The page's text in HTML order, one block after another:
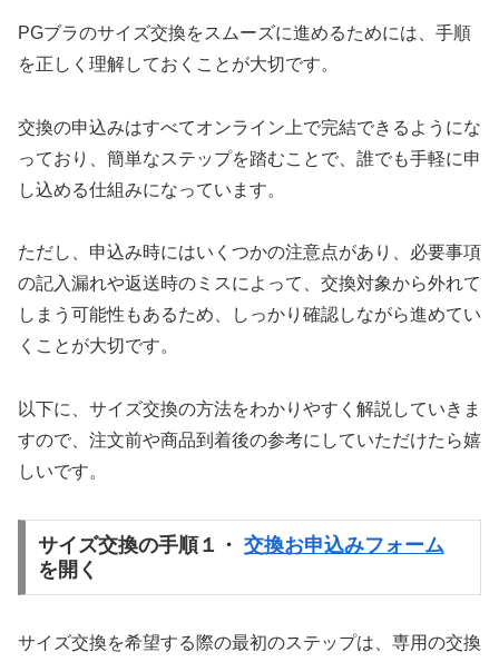
PGブラのサイズ交換をスムーズに進めるためには、手順
を正しく理解しておくことが大切です。
交換の申込みはすべてオンライン上で完結できるようにな
っており、簡単なステップを踏むことで、誰でも手軽に申
し込める仕組みになっています。
ただし、申込み時にはいくつかの注意点があり、必要事項
の記入漏れや返送時のミスによって、交換対象から外れて
しまう可能性もあるため、しっかり確認しながら進めてい
くことが大切です。
以下に、サイズ交換の方法をわかりやすく解説していきま
すので、注文前や商品到着後の参考にしていただけたら嬉
しいです。
サイズ交換の手順１・ 交換お申込みフォーム
を開く
サイズ交換を希望する際の最初のステップは、専用の交換